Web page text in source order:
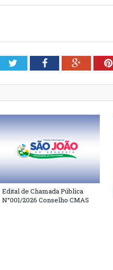
TwitterFacebookGoogle+
Edital de Chamada Pública
N°001/2026 Conselho CMAS